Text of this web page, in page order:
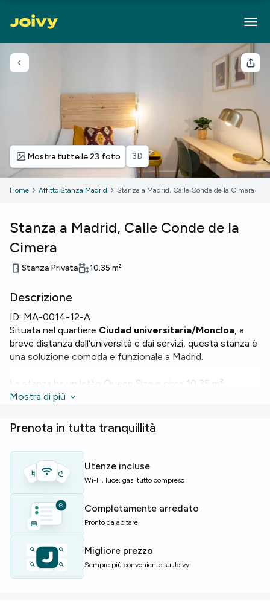
Torna indietro
Mostra tutte le 23 foto 3D
Home Affitto Stanza Madrid Stanza a Madrid, Calle Conde de la Cimera
Stanza a Madrid, Calle Conde de la
Cimera
Stanza Privata 10.35 m²
Descrizione
ID: MA-0014-12-A
Situata nel quartiere Ciudad universitaria/Moncloa, a
breve distanza dall'università e dai servizi, questa stanza è
una soluzione comoda e funzionale a Madrid.
La stanza ha un letto Queen Size e circa 10,35 m²;
l'appartamento di 550 m² conta 7 bagni. A disposizione
godersi l'aria aperta.
Il palazzo offre servizi condivisi come
lavanderia comune,kitchen bar
studio/coworkinge una living room, perfetti per studio
e vita sociale.
Ideale per studenti o giovani professionisti in cerca di
comfort e vicinanza all'ateneo.
Pochi posti disponibili: prenota una visita al più presto!
Mostra di più
Prenota in tutta tranquillità
Utenze incluse
Wi-Fi, luce, gas: tutto compreso
Completamente arredato
Pronto da abitare
Migliore prezzo
Sempre più conveniente su Joivy